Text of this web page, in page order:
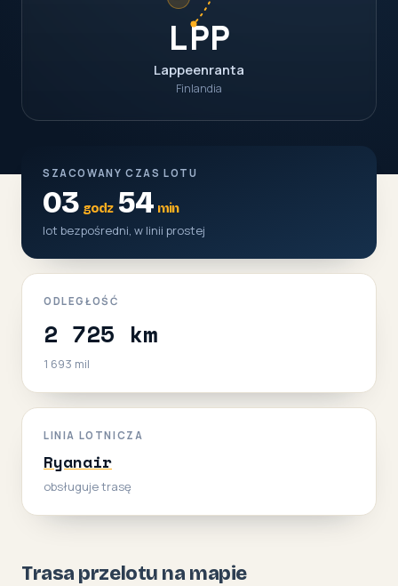
LPP
Lappeenranta
Finlandia
SZACOWANY CZAS LOTU
03 godz54 min
lot bezpośredni, w linii prostej
ODLEGŁOŚĆ
2 725 km
1 693 mil
LINIA LOTNICZA
Ryanair
obsługuje trasę
Trasa przelotu na mapie